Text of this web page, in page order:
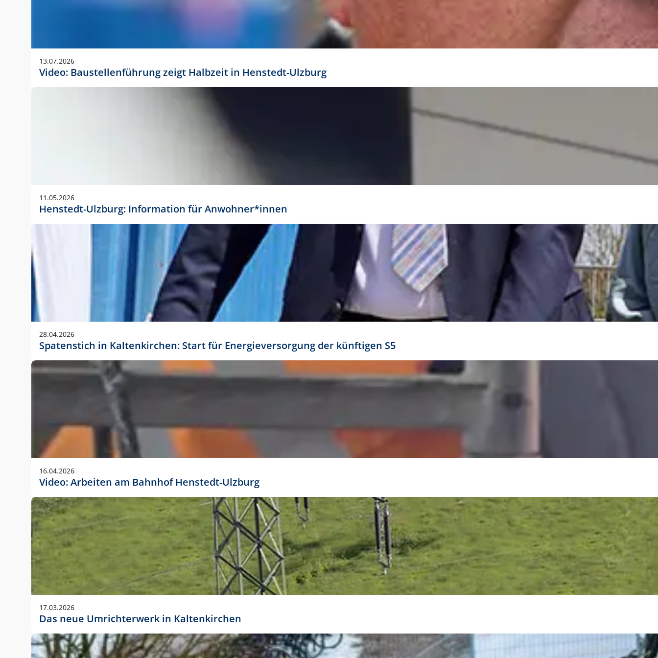
Anwendungsgröße im Layout:
Die Logohöhe beträgt 4 – 10 % der jeweiligen Formathöhe. Daraus ergeben sich für gängige Formate
folgende fest definierte Anwendungsgrößen im Layout:
DIN A3 – 15 mm hoch (5 %)
DIN A1 – 39 mm hoch (5 %)
DIN lang – 10 mm hoch (5 %)
1080 x 1080 px – 78 px hoch (7 %)
In Ausnahmefällen darf das Logo jedoch auch größer oder kleiner gesetzt werden. Dazu bedarf es jedoch
stets der vorherigen Absprache mit der Marketingabteilung.
13.07.2026
Video: Baustellenführung zeigt Halbzeit in Henstedt-Ulzburg
11.05.2026
Henstedt-Ulzburg: Information für Anwohner*innen
28.04.2026
Spatenstich in Kaltenkirchen: Start für Energieversorgung der künftigen S5
16.04.2026
Video: Arbeiten am Bahnhof Henstedt-Ulzburg
17.03.2026
Das neue Umrichterwerk in Kaltenkirchen